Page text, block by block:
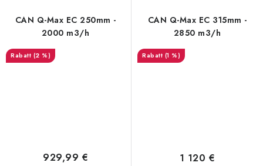
CAN Q-Max EC 250mm -
2000 m3/h
(2 %)
929,99 €
CAN Q-Max EC 315mm -
2850 m3/h
(1 %)
1 120 €